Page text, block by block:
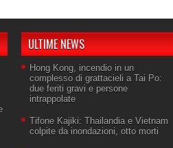
ULTIME NEWS
Hong Kong, incendio in un
complesso di grattacieli a Tai Po:
due feriti gravi e persone
intrappolate
Tifone Kajiki: Thailandia e Vietnam
colpite da inondazioni, otto morti